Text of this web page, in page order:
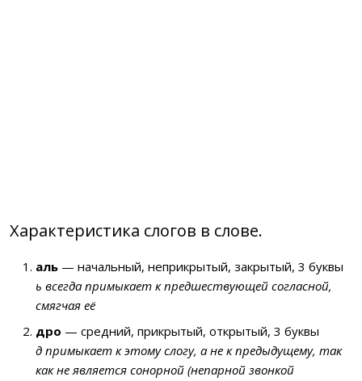
Характеристика слогов в слове.
аль — начальный, неприкрытый, закрытый, 3 буквы
ь всегда примыкает к предшествующей согласной,
смягчая её
дро — средний, прикрытый, открытый, 3 буквы
д примыкает к этому слогу, а не к предыдущему, так
как не является сонорной (непарной звонкой